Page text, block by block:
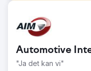
Acieta, ett ledande
anlitade Straight
bygga en ny
utveckling) och
Automotive
"Ja det kan vi"